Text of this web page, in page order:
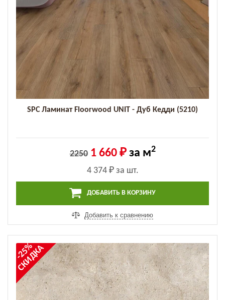
SPC Ламинат Floorwood UNIT - Дуб Кедди (5210)
2250 1 660 ₽за м2
4 374 ₽за шт.
ДОБАВИТЬ В КОРЗИНУ
Добавить к сравнению
-25%
СКИДКА